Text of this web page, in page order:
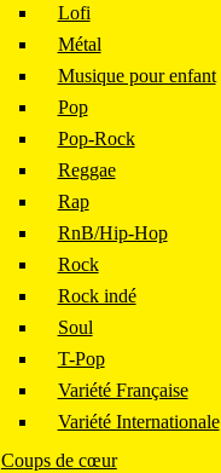
Lofi
Métal
Musique pour enfant
Pop
Pop-Rock
Reggae
Rap
RnB/Hip-Hop
Rock
Rock indé
Soul
T-Pop
Variété Française
Variété Internationale
Coups de cœur